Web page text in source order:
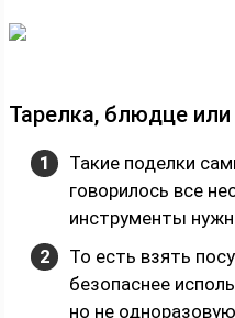
Тарелка, блюдце или
Такие поделки
говорилось все
инструменты
То есть взять
безопаснее
но не